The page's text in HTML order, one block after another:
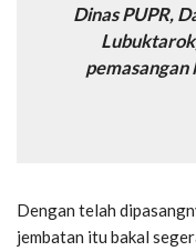
Dinas PUPR,
pemasangan
Dengan telah
jembatan itu bakal